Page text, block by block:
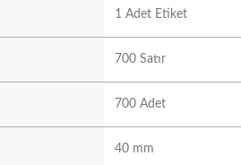
1 Adet Etiket
700 Satır
700 Adet
40 mm